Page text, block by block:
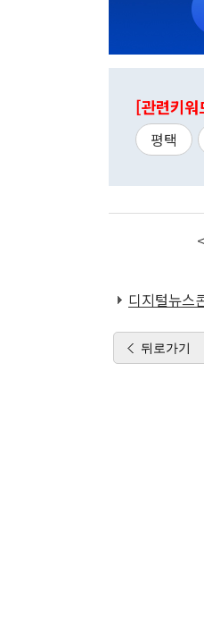
[관련키워
평택
디지털뉴스
뒤로가기